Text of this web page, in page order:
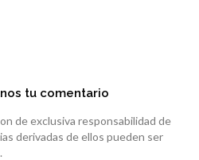
tu comentario
de exclusiva responsabilidad de
derivadas de ellos pueden ser